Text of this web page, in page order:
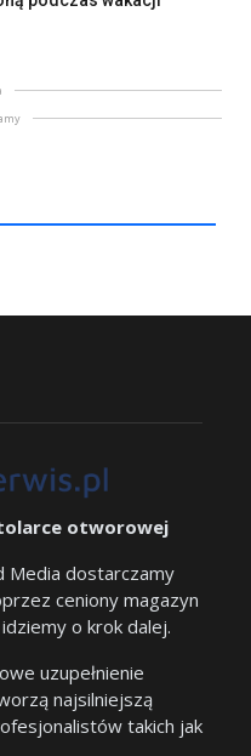
otworowej
Media dostarczamy
ceniony magazyn
o krok dalej.
uzupełnienie
najsilniejszą
takich jak